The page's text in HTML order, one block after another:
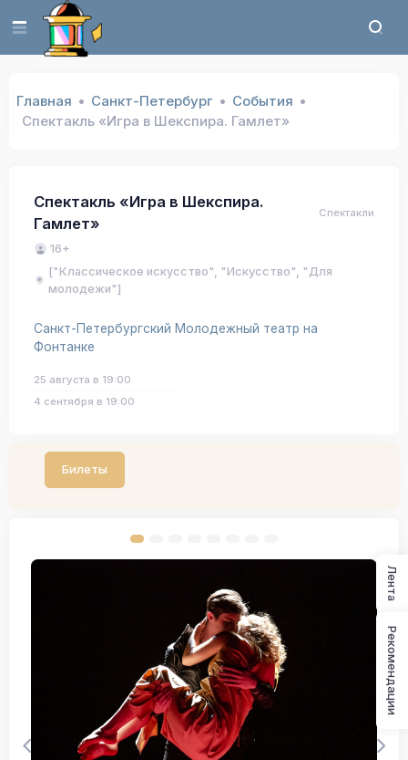
Главная Санкт-Петербург
События
Спектакль «Игра в Шекспира. Гамлет»
Спектакль «Игра в Шекспира.
Гамлет»
Спектакли
16+
["Классическое искусство", "Искусство", "Для
молодежи"]
Санкт-Петербургский Молодежный театр на
Фонтанке
25 августа в 19:00
4 сентября в 19:00
Билеты
Лента
Рекомендации